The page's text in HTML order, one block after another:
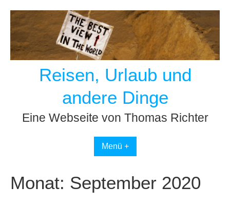
content
Reisen, Urlaub und
andere Dinge
Eine Webseite von Thomas Richter
Menü +
Monat: September 2020